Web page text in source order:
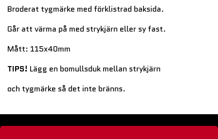
Broderat tygmärke med förklistrad baksida.
Går att värma på med strykjärn eller sy fast.
Mått: 115x40mm
TIPS! Lägg en bomullsduk mellan strykjärn
och tygmärke så det inte bränns.